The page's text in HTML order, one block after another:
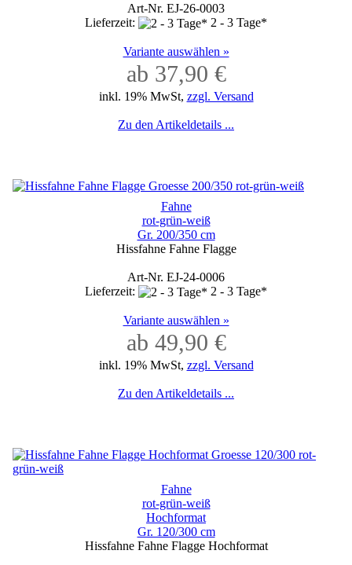
Art-Nr. EJ-26-0003
Lieferzeit:
2 - 3 Tage*
Variante auswählen »
ab 37,90 €
inkl. 19% MwSt, zzgl. Versand
Zu den Artikeldetails ...
Fahne
rot-grün-weiß
Gr. 200/350 cm
Hissfahne Fahne Flagge
Art-Nr. EJ-24-0006
Lieferzeit:
2 - 3 Tage*
Variante auswählen »
ab 49,90 €
inkl. 19% MwSt, zzgl. Versand
Zu den Artikeldetails ...
Fahne
rot-grün-weiß
Hochformat
Gr. 120/300 cm
Hissfahne Fahne Flagge Hochformat